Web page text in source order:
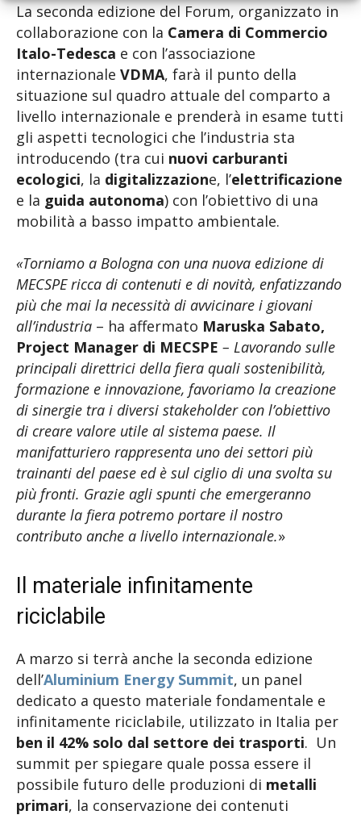
La seconda edizione del Forum, organizzato in
collaborazione con la Camera di Commercio
Italo-Tedesca e con l’associazione
internazionale VDMA, farà il punto della
situazione sul quadro attuale del comparto a
livello internazionale e prenderà in esame tutti
gli aspetti tecnologici che l’industria sta
introducendo (tra cui nuovi carburanti
ecologici, la digitalizzazione, l’elettrificazione
e la guida autonoma) con l’obiettivo di una
mobilità a basso impatto ambientale.
«Torniamo a Bologna con una nuova edizione di
MECSPE ricca di contenuti e di novità, enfatizzando
più che mai la necessità di avvicinare i giovani
all’industria – ha affermato Maruska Sabato,
Project Manager di MECSPE – Lavorando sulle
principali direttrici della fiera quali sostenibilità,
formazione e innovazione, favoriamo la creazione
di sinergie tra i diversi stakeholder con l’obiettivo
di creare valore utile al sistema paese. Il
manifatturiero rappresenta uno dei settori più
trainanti del paese ed è sul ciglio di una svolta su
più fronti. Grazie agli spunti che emergeranno
durante la fiera potremo portare il nostro
contributo anche a livello internazionale.»
Il materiale infinitamente
riciclabile
A marzo si terrà anche la seconda edizione
dell’Aluminium Energy Summit, un panel
dedicato a questo materiale fondamentale e
infinitamente riciclabile, utilizzato in Italia per
ben il 42% solo dal settore dei trasporti. Un
summit per spiegare quale possa essere il
possibile futuro delle produzioni di metalli
primari, la conservazione dei contenuti